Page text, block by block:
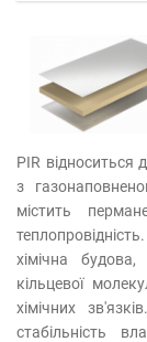
PIR відноситься
з
містить
хімічна
кільцевої
хімічних
стабільність